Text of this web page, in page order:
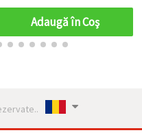
Adaugă în Coş